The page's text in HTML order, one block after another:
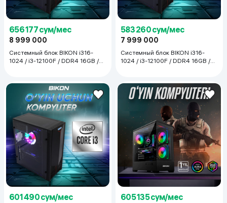
656 177 сум/мес
8 999 000
Системный блок BIKON i316-
1024 / i3-12100F / DDR4 16GB /
583 260 сум/мес
7 999 000
Системный блок BIKON i316-
1024 / i3-12100F / DDR4 16GB /
601 490 сум/мес 605 135 сум/мес